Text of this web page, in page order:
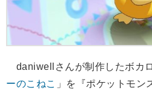
daniwellさんが制作したボカ
ーのこねこ
」を『ポケットモン